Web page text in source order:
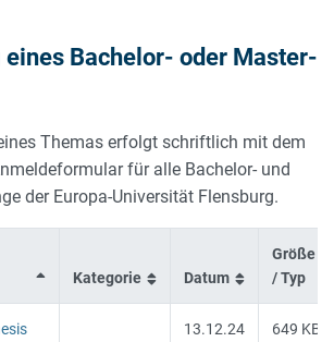
Bachelor- oder Master-
Themas erfolgt schriftlich mit dem
für alle Bachelor- und
der Europa-Universität Flensburg.
Kategorie Datum
Größe
/ Typ
13.12.24
649 KB